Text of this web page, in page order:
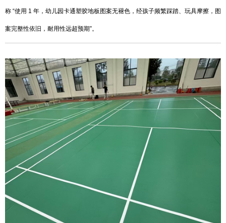
称 “使用 1 年，幼儿园卡通塑胶地板图案无褪色，经孩子频繁踩踏、玩具摩擦，图
案完整性依旧，耐用性远超预期”。